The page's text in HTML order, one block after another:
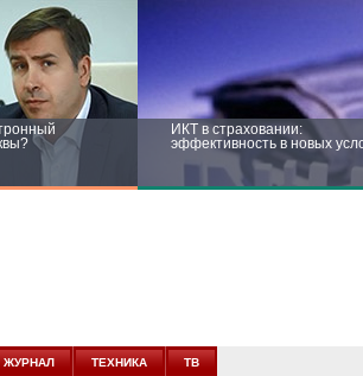
ИКТ в страховании:
эффективность в новых
новых условиях
ЖУРНАЛ ТЕХНИКА ТВ